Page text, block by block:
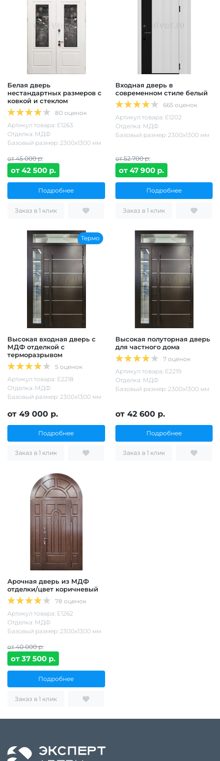
Белая дверь
нестандартных размеров с
ковкой и стеклом
80 оценок
Артикул товара: Е1263
Отделка: МДФ
Базовый размер: 2300х1300 мм
от 45 000 р.
от 42 500 р.
Подробнее
Заказ в 1 клик
Входная дверь в
современном стиле белый
665 оценок
Артикул товара: Е1202
Отделка: МДФ
Базовый размер: 2300х1300 мм
от 52 700 р.
от 47 900 р.
Подробнее
Заказ в 1 клик
Термо
Высокая входная дверь с
МДФ отделкой с
терморазрывом
5 оценок
Артикул товара: Е2218
Отделка: МДФ
Базовый размер: 2300х1300 мм
от 49 000 р.
Подробнее
Заказ в 1 клик
Высокая полуторная дверь
для частного дома
7 оценок
Артикул товара: Е2219
Отделка: МДФ
Базовый размер: 2300х1300 мм
от 42 600 р.
Подробнее
Заказ в 1 клик
Арочная дверь из МДФ
отделки/цвет коричневый
78 оценок
Артикул товара: Е1262
Отделка: МДФ
Базовый размер: 2300х1300 мм
от 40 000 р.
от 37 500 р.
Подробнее
Заказ в 1 клик